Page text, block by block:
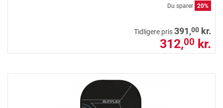
Du sparer 20%
Tidligere pris391,00 kr.
312,00 kr.